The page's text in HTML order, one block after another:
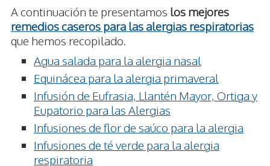
A continuación te presentamos los mejores
remedios caseros para las alergias respiratorias
que hemos recopilado.
Agua salada para la alergia nasal
Equinácea para la alergia primaveral
Infusión de Eufrasia, Llantén Mayor, Ortiga y
Eupatorio para las Alergias
Infusiones de flor de saúco para la alergia
Infusiones de té verde para la alergia
respiratoria